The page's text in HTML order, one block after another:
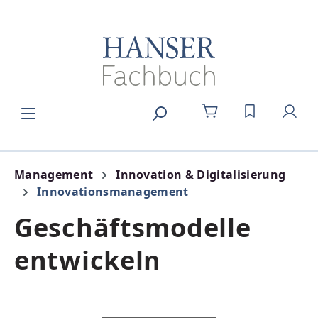
DU HAST 0
Management
Innovation & Digitalisierung
Innovationsmanagement
Geschäftsmodelle
entwickeln